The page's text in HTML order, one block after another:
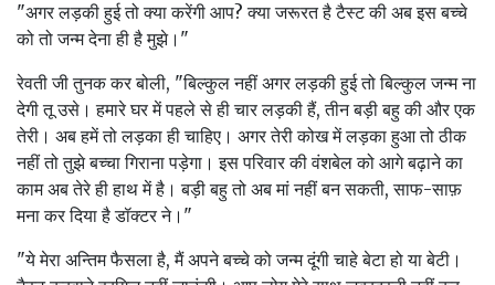
"अगर लड़की हुई तो क्या करेंगी आप? क्या जरूरत है टैस्ट की अब इस बच्चे
को तो जन्म देना ही है मुझे।"
रेवती जी तुनक कर बोली, "बिल्कुल नहीं अगर लड़की हुई तो बिल्कुल जन्म ना
देगी तू उसे। हमारे घर में पहले से ही चार लड़की हैं, तीन बड़ी बहु की और एक
तेरी। अब हमें तो लड़का ही चाहिए। अगर तेरी कोख में लड़का हुआ तो ठीक
नहीं तो तुझे बच्चा गिराना पड़ेगा। इस परिवार की वंशबेल को आगे बढ़ाने का
काम अब तेरे ही हाथ में है। बड़ी बहु तो अब मां नहीं बन सकती, साफ-साफ़
मना कर दिया है डॉक्टर ने।"
"ये मेरा अन्तिम फैसला है, मैं अपने बच्चे को जन्म दूंगी चाहे बेटा हो या बेटी।